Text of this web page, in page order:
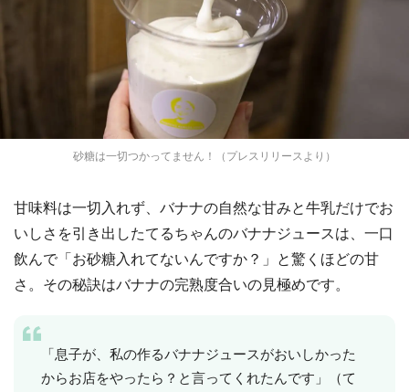
砂糖は一切つかってません！（プレスリリースより）
甘味料は一切入れず、バナナの自然な甘みと牛乳だけでお
いしさを引き出したてるちゃんのバナナジュースは、一口
飲んで「お砂糖入れてないんですか？」と驚くほどの甘
さ。その秘訣はバナナの完熟度合いの見極めです。
「息子が、私の作るバナナジュースがおいしかった
からお店をやったら？と言ってくれたんです」（て